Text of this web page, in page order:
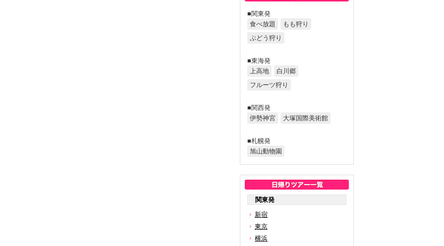
■関東発
食べ放題
もも狩り
ぶどう狩り
■東海発
上高地
白川郷
フルーツ狩り
■関西発
伊勢神宮
大塚国際美術館
■札幌発
旭山動物園
関東発
新宿
東京
横浜